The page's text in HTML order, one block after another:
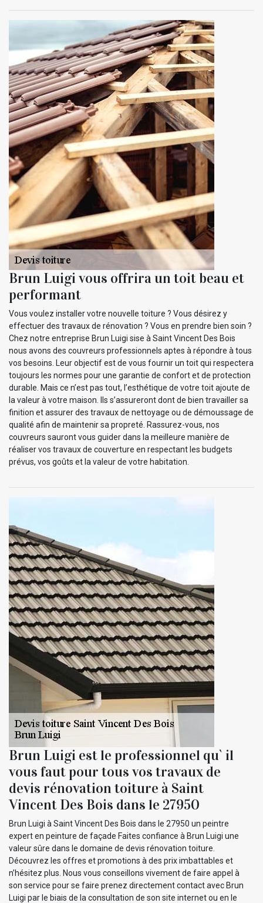
Brun Luigi vous offrira un toit beau et
performant
Vous voulez installer votre nouvelle toiture ? Vous désirez y
effectuer des travaux de rénovation ? Vous en prendre bien soin ?
Chez notre entreprise Brun Luigi sise à Saint Vincent Des Bois
nous avons des couvreurs professionnels aptes à répondre à tous
vos besoins. Leur objectif est de vous fournir un toit qui respectera
toujours les normes pour une garantie de confort et de protection
durable. Mais ce n’est pas tout, l’esthétique de votre toit ajoute de
la valeur à votre maison. Ils s’assureront dont de bien travailler sa
finition et assurer des travaux de nettoyage ou de démoussage de
qualité afin de maintenir sa propreté. Rassurez-vous, nos
couvreurs sauront vous guider dans la meilleure manière de
réaliser vos travaux de couverture en respectant les budgets
prévus, vos goûts et la valeur de votre habitation.
Brun Luigi est le professionnel qu` il
vous faut pour tous vos travaux de
devis rénovation toiture à Saint
Vincent Des Bois dans le 27950
Brun Luigi à Saint Vincent Des Bois dans le 27950 un peintre
expert en peinture de façade Faites confiance à Brun Luigi une
valeur sûre dans le domaine de devis rénovation toiture.
Découvrez les offres et promotions à des prix imbattables et
n’hésitez plus. Nous vous conseillons vivement de faire appel à
son service pour se faire prenez directement contact avec Brun
Luigi par le biais de la consultation de son site internet ou en le